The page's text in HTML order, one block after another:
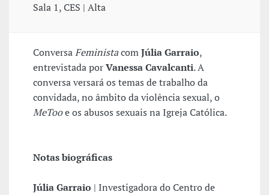
Sala 1, CES | Alta
ConversaFeministacomJúlia Garraio,
entrevistada porVanessa Cavalcanti. A
conversa versará os temas de trabalho da
convidada, no âmbito da violência sexual, o
MeTooe os abusos sexuais na Igreja Católica.
Notas biográficas
Júlia Garraio | Investigadora do Centro de